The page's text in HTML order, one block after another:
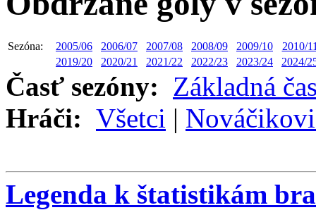
Sezóna: 2005/06 2006/07 2007/08 2008/09 2009/10
2010/
2019/20
2020/21 2021/22 2022/23 2023/24 2024/
Časť sezóny: Základná
Hráči: Všetci |
Legenda k štatistikám